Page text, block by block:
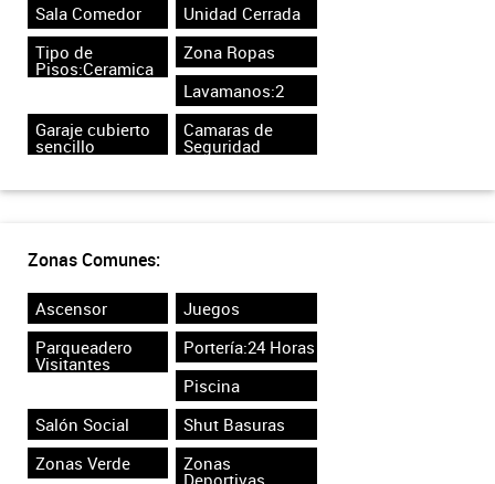
Sala Comedor
Unidad Cerrada
Tipo de
Pisos:Ceramica
Zona Ropas
Lavamanos:2
Garaje cubierto
sencillo
Camaras de
Seguridad
Zonas Comunes:
Ascensor
Juegos
Parqueadero
Visitantes
Portería:24 Horas
Piscina
Salón Social
Shut Basuras
Zonas Verde
Zonas
Deportivas